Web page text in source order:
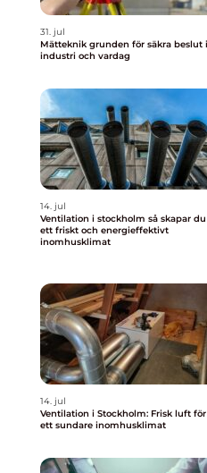
31. jul
Mätteknik grunden för säkra beslut i
industri och vardag
14. jul
Ventilation i stockholm så skapar du
ett friskt och energieffektivt
inomhusklimat
14. jul
Ventilation i Stockholm: Frisk luft för
ett sundare inomhusklimat